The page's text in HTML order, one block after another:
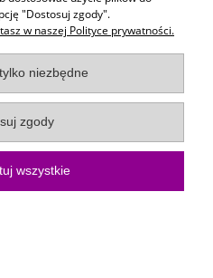
Bartosza Głowackiego 10/15, 75-
|572 495 729| NIP:
"Dostosuj zgody".
w naszej Polityce prywatności.
niezbędne
zgody
wszystkie